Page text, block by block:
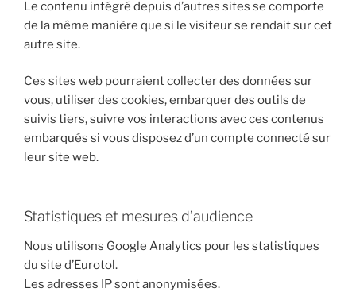
Le contenu intégré depuis d’autres sites se comporte
de la même manière que si le visiteur se rendait sur cet
autre site.
Ces sites web pourraient collecter des données sur
vous, utiliser des cookies, embarquer des outils de
suivis tiers, suivre vos interactions avec ces contenus
embarqués si vous disposez d’un compte connecté sur
leur site web.
Statistiques et mesures d’audience
Nous utilisons Google Analytics pour les statistiques
du site d’Eurotol.
Les adresses IP sont anonymisées.